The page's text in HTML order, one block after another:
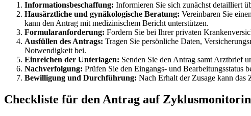
Informationsbeschaffung: Informieren Sie sich zunächst detailliert
Hausärztliche und gynäkologische Beratung: Vereinbaren Sie
kann den Antrag mit medizinischem Bericht unterstützen.
Formularanforderung: Fordern Sie bei Ihrer privaten
Ausfüllen des Antrags: Tragen Sie persönliche Daten,
Notwendigkeit bei.
Einreichen der Unterlagen: Senden Sie den Antrag samt Arztbrief
Nachverfolgung: Prüfen Sie den Eingangs- und Bearbeitungsstatus
Bewilligung und Durchführung: Nach Erhalt der Zusage kann das
Checkliste für den Antrag auf